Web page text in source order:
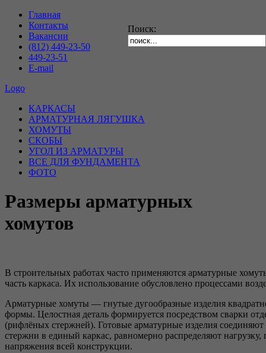
Главная
Контакты
Вакансии
(812) 449-23-50
449-23-51
E-mail
Logo
КАРКАСЫ
АРМАТУРНАЯ ЛЯГУШКА
ХОМУТЫ
СКОБЫ
УГОЛ ИЗ АРМАТУРЫ
ВСЕ ДЛЯ ФУНДАМЕНТА
ФОТО
Размеры арматурных
хомутов
Поиск:
В строительных работах часто применяются арматурные
часть каркаса. Их использование обусловлено процессами
Арматурные хомуты — гнутые дугообразные изделия
формы. Целостная деталь формируется посредством сварки
(рифлёных стержней). Готовые арматурные изделия
стержни в единый каркас, равномерно распределяют нагрузку,
напряжения всей конструкции.